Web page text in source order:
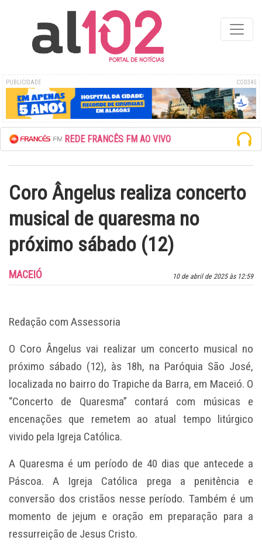
PUBLICIDADE COD345
ESCUTE A REDE FRANCÊS FM AO VIVO
Coro Ângelus realiza concerto
musical de quaresma no
próximo sábado (12)
10 de abril de 2025 às 12:59
MACEIÓ
Redação com Assessoria
O Coro Ângelus vai realizar um concerto musical no
próximo sábado (12), às 18h, na Paróquia São José,
localizada no bairro do Trapiche da Barra, em Maceió. O
“Concerto de Quaresma” contará com músicas e
encenações que remetem ao atual tempo litúrgico
vivido pela Igreja Católica.
A Quaresma é um período de 40 dias que antecede a
Páscoa. A Igreja Católica prega a penitência e
conversão dos cristãos nesse período. Também é um
momento de jejum e oração em preparação para a
ressurreição de Jesus Cristo.